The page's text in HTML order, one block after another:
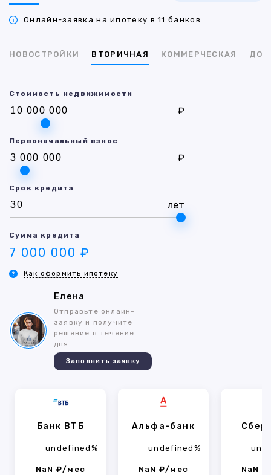
Онлайн-заявка на ипотеку в 11 банков
НОВОСТРОЙКИ ВТОРИЧНАЯ КОММЕРЧЕСКАЯ ДОМ
Стоимость недвижимости
₽
Первоначальный взнос
₽
Срок кредита
лет
Сумма кредита
7 000 000 ₽
Как оформить ипотеку
Елена
Отправьте онлайн-
заявку и получите
решение в течение
дня
Заполнить заявку
Банк ВТБ
undefined%
NaN ₽/мес
Альфа-банк
undefined%
NaN ₽/мес NaN